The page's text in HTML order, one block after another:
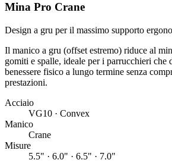
Mina Pro Crane
Design a gru per il massimo supporto
Il manico a gru (offset estremo) riduce al
gomiti e spalle, ideale per i parrucchieri che
benessere fisico a lungo termine senza
prestazioni.
Acciaio
VG10 · Convex
Manico
Crane
Misure
5.5" · 6.0" · 6.5" · 7.0"